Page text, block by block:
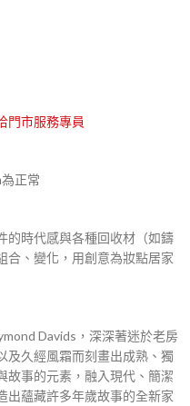
門市服務專員
正常
的時代感與各種回收材（如鑄
合、變化，用創意為妝點居家
Davids，深深著迷於老房
及久經風霜而刻畫出成熟、獨
故事的元素，融入現代、簡潔
出蘊藏許多年歲故事的全新家